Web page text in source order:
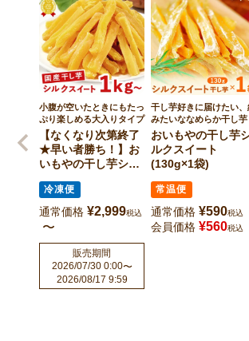
小腹が空いたときにもたっ
ぷり楽しめる大入りタイプ
【なくなり次第終了
★早い者勝ち！】お
いもやの干し芋シル
ｋｇ～・冷凍便)
冷凍便
通常価格 ¥2,999税込
〜
販売期間
2026/07/30 0:00〜
2026/08/17 9:59
干し芋好きに届けたい、
みたいななめらか干し芋
おいもやの干し芋
ルクスイート
(130g×1袋)
常温便
通常価格 ¥590税込
会員価格 ¥560税込